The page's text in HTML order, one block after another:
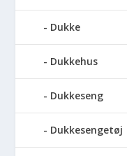
Dukke
Dukkehus
Dukkeseng
Dukkesengetøj